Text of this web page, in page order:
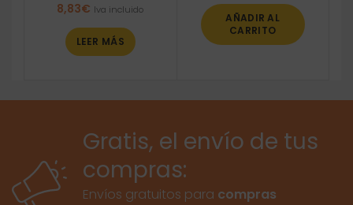
8,83€ Iva incluido
LEER MÁS
AÑADIR AL
CARRITO
Gratis, el envío de tus
compras:
Envíos gratuitos para compras